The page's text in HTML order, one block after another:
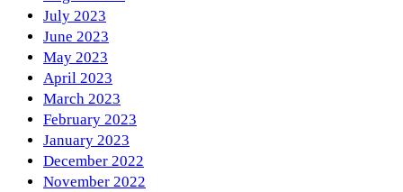
July 2023
June 2023
May 2023
April 2023
March 2023
February 2023
January 2023
December 2022
November 2022